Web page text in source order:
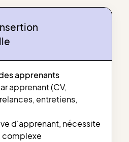
apprenants
apprenant (CV,
entretiens,
d'apprenant, nécessite
complexe